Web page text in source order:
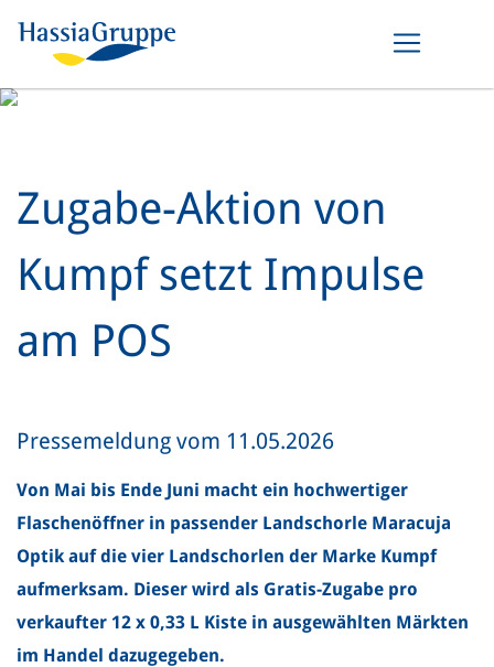
Zugabe-Aktion von
Kumpf setzt Impulse
am POS
Pressemeldung vom 11.05.2026
Von Mai bis Ende Juni macht ein hochwertiger
Flaschenöffner in passender Landschorle Maracuja
Optik auf die vier Landschorlen der Marke Kumpf
aufmerksam. Dieser wird als Gratis-Zugabe pro
verkaufter 12 x 0,33 L Kiste in ausgewählten Märkten
im Handel dazugegeben.